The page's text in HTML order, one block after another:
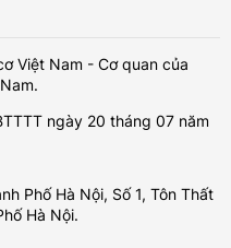
Việt Nam - Cơ quan của
ngày 20 tháng 07 năm
Phố Hà Nội, Số 1, Tôn Thất
Hà Nội.